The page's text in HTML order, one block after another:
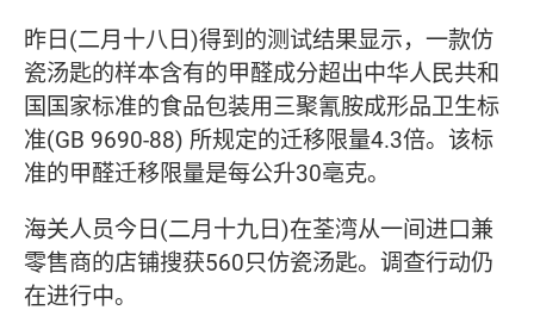
昨日(二月十八日)得到的测试结果显示，一款仿
瓷汤匙的样本含有的甲醛成分超出中华人民共和
国国家标准的食品包装用三聚氰胺成形品卫生标
准(GB 9690-88) 所规定的迁移限量4.3倍。该标
准的甲醛迁移限量是每公升30亳克。
海关人员今日(二月十九日)在荃湾从一间进口兼
零售商的店铺搜获560只仿瓷汤匙。调查行动仍
在进行中。